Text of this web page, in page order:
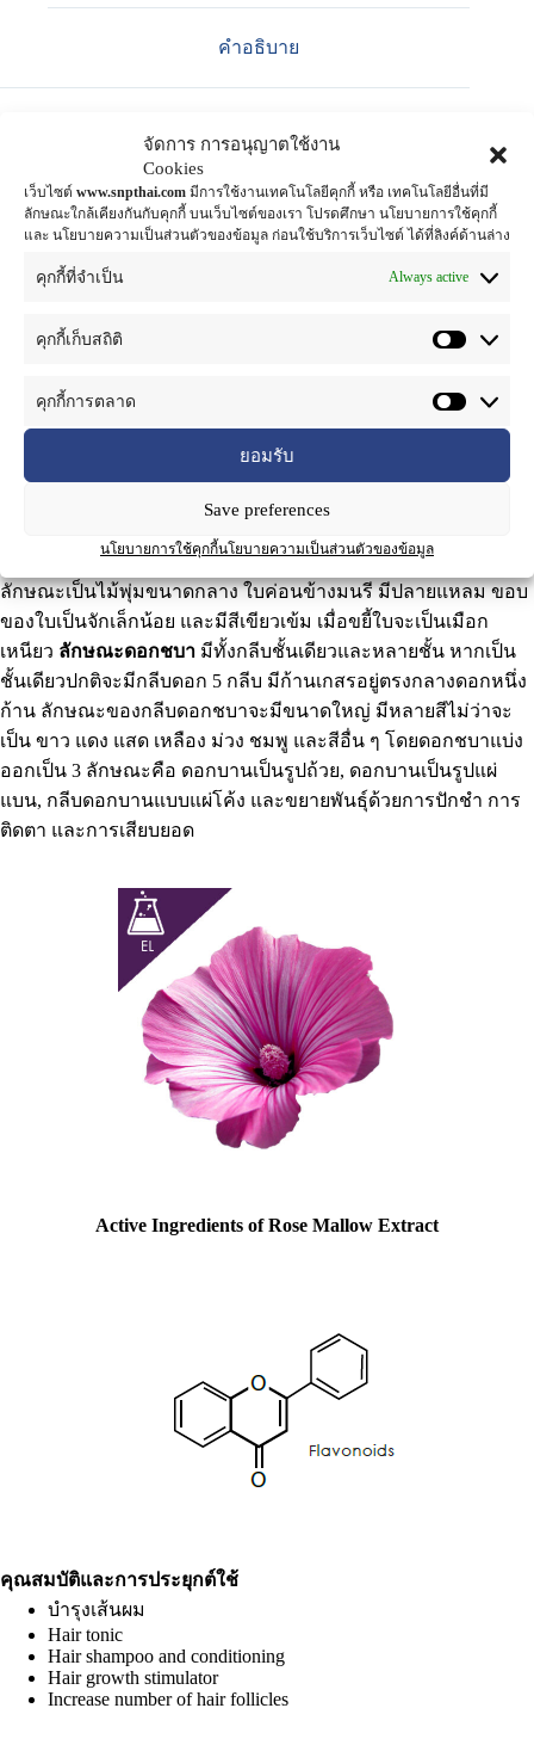
จัดการ การอนุญาตใช้งาน
Cookies
เว็บไซต์ www.snpthai.com มีการใช้งานเทคโนโลยีคุกกี้ หรือ เทคโนโลยีอื่นที่มี
ลักษณะใกล้เคียงกันกับคุกกี้ บนเว็บไซต์ของเรา โปรดศึกษา นโยบายการใช้คุกกี้
และ นโยบายความเป็นส่วนตัวของข้อมูล ก่อนใช้บริการเว็บไซต์ ได้ที่ลิงค์ด้านล่าง
คุกกี้ที่จำเป็น Always active
คุกกี้เก็บสถิติ
คุกกี้การตลาด
ยอมรับ
Save preferences
นโยบายการใช้คุกกี้นโยบายความเป็นส่วนตัวของข้อมูล
คำอธิบาย
ชื่อผลิตภัณฑ์ : สารสกัดชบาแบบน้ำ
ชื่อทางวิทยาศาสตร์:Hibiscus rosa-sinensisLinn.
ชื่อสามัญ
ส่วนที่ใช้ : ใบ
ชบา
สกุล Hibisceae วงศ์ Malvaceae เป็นพืชพื้นเมืองในเอเชียตะวัน
ข้ามคืนและดื่มขณะท้องว่างเพื่อรักษาฝีลักษณะของดอกชบา
ลักษณะเป็นไม้พุ่มขนาดกลาง ใบค่อนข้างมนรี มีปลายแหลม ขอบ
ของใบเป็นจักเล็กน้อย และมีสีเขียวเข้ม เมื่อขยี้ใบจะเป็นเมือก
เหนียว ลักษณะดอกชบา มีทั้งกลีบชั้นเดียวและหลายชั้น หากเป็น
ชั้นเดียวปกติจะมีกลีบดอก 5 กลีบ มีก้านเกสรอยู่ตรงกลางดอกหนึ่ง
ก้าน ลักษณะของกลีบดอกชบาจะมีขนาดใหญ่ มีหลายสีไม่ว่าจะ
เป็น ขาว แดง แสด เหลือง ม่วง ชมพู และสีอื่น ๆ โดยดอกชบาแบ่ง
ออกเป็น 3 ลักษณะคือ ดอกบานเป็นรูปถ้วย, ดอกบานเป็นรูปแผ่
แบน, กลีบดอกบานแบบแผ่โค้ง และขยายพันธุ์ด้วยการปักชำ การ
ติดตา และการเสียบยอด
Active Ingredients of Rose Mallow Extract
คุณสมบัติและการประยุกต์ใช้
บำรุงเส้นผม
Hair tonic
Hair shampoo and conditioning
Hair growth stimulator
Increase number of hair follicles